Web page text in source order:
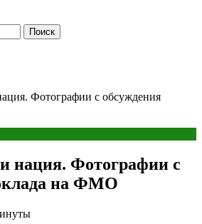
Фотографии с обсуждения
нация. Фотографии с
на ФМО